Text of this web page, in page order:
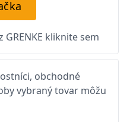
kliknite sem
obchodné
vybraný tovar môžu